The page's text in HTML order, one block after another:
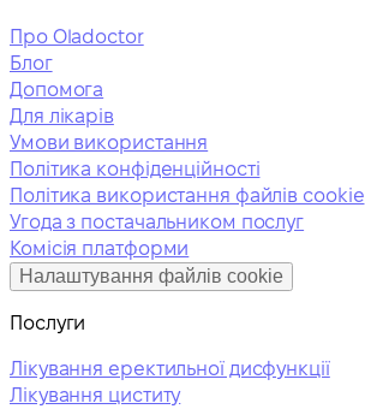
Про Oladoctor
Блог
Допомога
Для лікарів
Умови використання
Політика конфіденційності
Політика використання файлів cookie
Угода з постачальником послуг
Комісія платформи
Налаштування файлів cookie
Послуги
Лікування еректильної дисфункції
Лікування циститу